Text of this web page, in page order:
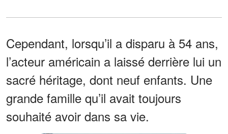
Cependant, lorsqu’il a disparu à 54 ans,
l’acteur américain a laissé derrière lui un
sacré héritage, dont neuf enfants. Une
grande famille qu’il avait toujours
souhaité avoir dans sa vie.